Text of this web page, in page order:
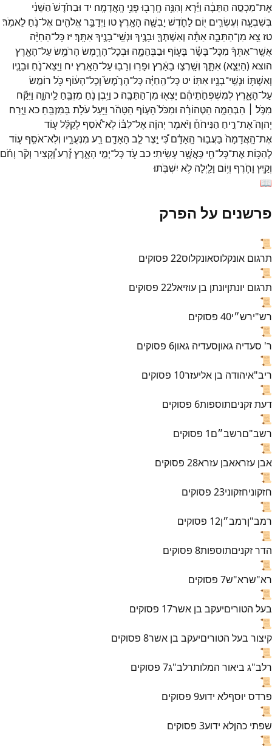
אֶת־מִכְסֵ֣ה הַתֵּבָ֔ה וַיַּ֕רְא וְהִנֵּ֥ה חָֽרְב֖וּ פְּנֵ֥י הָֽאֲדָמָֽה׃ יד וּבַחֹ֙דֶשׁ֙ הַשֵּׁנִ֔י
בְּשִׁבְעָ֧ה וְעֶשְׂרִ֛ים י֖וֹם לַחֹ֑דֶשׁ יָבְשָׁ֖ה הָאָֽרֶץ׃טו וַיְדַבֵּ֥ראֱלֹהִ֖ים אֶל־נֹ֥חַ לֵאמֹֽר׃
טז צֵ֖א מִן־הַתֵּבָ֑ה אַתָּ֕ה וְאִשְׁתְּךָ֛ וּבָנֶ֥יךָ וּנְשֵֽׁי־בָנֶ֖יךָאִתָּֽךְ׃ יזכָּל־הַחַיָּ֨ה
אֲשֶֽׁר־אִתְּךָ֜ מִכָּל־בָּשָׂ֗ר בָּע֧וֹף וּבַבְּהֵמָ֛ה וּבְכָל־הָרֶ֛מֶשׂ הָרֹמֵ֥שׂעַל־הָאָ֖רֶץ
הוצא(הַיְצֵ֣א)אִתָּ֑ךְ וְשָֽׁרְצ֣וּ בָאָ֔רֶץ וּפָר֥וּ וְרָב֖וּעַל־הָאָֽרֶץ׃ יח וַיֵּ֖צֵא־נֹ֑חַ וּבָנָ֛יו
וְאִשְׁתּ֥וֹ וּנְשֵֽׁי־בָנָ֖יו אִתּֽוֹ׃ יט כָּל־הַֽחַיָּ֗ה כָּל־הָרֶ֙מֶשׂ֙ וְכָל־הָע֔וֹף כֹּ֖ל רוֹמֵ֣שׂ
עַל־הָאָ֑רֶץלְמִשְׁפְּחֹ֣תֵיהֶ֔ם יָצְא֖וּ מִן־הַתֵּבָֽה׃ כ וַיִּ֥בֶן נֹ֛חַ מִזְבֵּ֖חַ לַֽיהוָ֑ה וַיִּקַּ֞ח
מִכֹּ֣ל ׀
הַבְּהֵמָ֣ה הַטְּהוֹרָ֗ה וּמִכֹּל֙ הָע֣וֹף הַטָּהֹ֔ר וַיַּ֥עַלעֹלֹ֖ת בַּמִּזְבֵּֽחַ׃ כא וַיָּ֣רַח
יְהוָה֮אֶת־רֵ֣יחַ הַנִּיחֹחַ֒ וַיֹּ֨אמֶר יְהוָ֜ה אֶל־לִבּ֗וֹ לֹֽא־אֹ֠סִף לְקַלֵּ֨לע֤וֹד
אֶת־הָֽאֲדָמָה֙ בַּעֲב֣וּר הָֽאָדָ֔ם כִּ֠י יֵ֣צֶרלֵ֧ב הָאָדָ֛ם רַ֖ע מִנְּעֻרָ֑יו וְלֹֽא־אֹסִ֥ף ע֛וֹד
לְהַכּ֥וֹתאֶת־כָּל־חַ֖י כַּֽאֲשֶׁ֥רעָשִֽׂיתִי׃ כבעֹ֖דכָּל־יְמֵ֣י הָאָ֑רֶץזֶ֡רַעוְ֠קָצִיר וְקֹ֨ר וָחֹ֜ם
וְקַ֧יִץ וָחֹ֛רֶף וְי֥וֹם וָלַ֖יְלָה לֹ֥א יִשְׁבֹּֽתוּ׃
📖
פרשנים על הפרק
📜
תרגום אונקלוסאונקלוס22 פסוקים
📜
תרגום יונתןיונתן בן עוזיאל22 פסוקים
📜
רש"ירש״י40 פסוקים
📜
ר' סעדיה גאוןסעדיה גאון6 פסוקים
📜
ריב"איהודה בן אליעזר10 פסוקים
📜
דעת זקניםתוספות6 פסוקים
📜
רשב"םרשב״ם1 פסוקים
📜
אבן עזראאבן עזרא28 פסוקים
📜
חזקוניחזקוני23 פסוקים
📜
רמב"ןרמב״ן12 פסוקים
📜
הדר זקניםתוספות8 פסוקים
📜
רא"שרא"ש7 פסוקים
📜
בעל הטוריםיעקב בן אשר17 פסוקים
📜
קיצור בעל הטוריםיעקב בן אשר8 פסוקים
📜
רלב"ג ביאור המלותרלב"ג7 פסוקים
📜
פרדס יוסףלא ידוע9 פסוקים
📜
שפתי כהןלא ידוע3 פסוקים
📜